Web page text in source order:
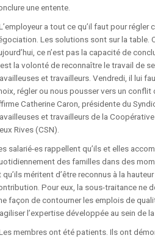
une entente.
a tout ce qu’il faut pour régler
Les solutions sont sur la table.
ce n’est pas la capacité de
la volonté de reconnaître le travail de
et travailleurs. Vendredi, il lui
régler ou nous pousser vers un conflit
Catherine Caron, présidente du
et travailleurs de la
Rives (CSN).
salarié-es rappellent qu’ils et elles
des familles dans des
qu’ils méritent d’être reconnus à la
Pour eux, la sous-traitance ne
façon de contourner les emplois de
l’expertise développée au sein de
membres ont été patients. Ils ont